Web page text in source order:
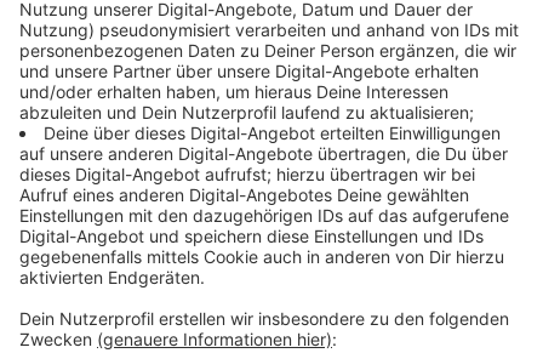
Gastgewerbe im Kreis Wesel sollten jetzt ihren
Anspruch auf Urlaubsgeld überprüfen. Dazu rät die
Gewerkschaft Nahrung-Genuss-Gaststätten. Es gibt
zwar keinen gesetzlichen Anspruch auf Urlaubsgeld,
doch in vielen Branchen - wie der Ernährungsindustrie
oder dem Bäckerhandwerk - ist die Extra-Zahlung klar
tariflich geregelt. Das Urlaubsgeld wird meist mit der
Lohnabrechnung für Juni oder Juli überwiesen. Wer
trotz tariflichen Anspruchs leer ausgeht, sollte sich an
die Gewerkschaft oder den Betriebsrat wenden.
Anzeige